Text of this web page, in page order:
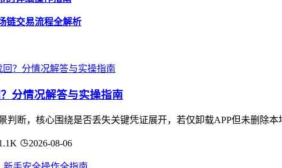
链交易流程全解析
分情况解答与实操指南
判断，核心围绕是否丢失关键凭证展开，若仅卸载APP但未删除
2026-08-06